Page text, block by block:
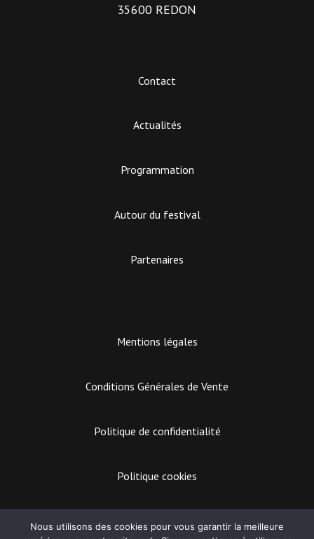
35600 REDON
Contact
Actualités
Programmation
Autour du festival
Partenaires
Mentions légales
Conditions Générales de Vente
Politique de confidentialité
Politique cookies
EASY MARKETING
Nous utilisons des cookies pour vous garantir la meilleure